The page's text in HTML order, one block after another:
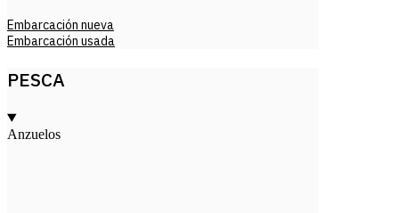
Embarcación nueva
Embarcación usada
PESCA
Anzuelos